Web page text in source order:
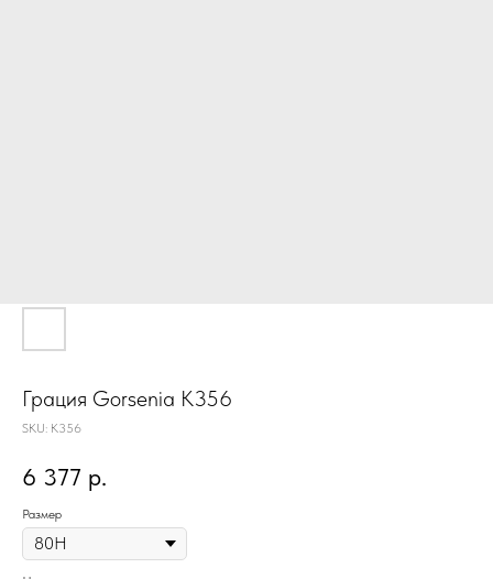
Грация Gorsenia K356
SKU: K356
6 377 р.
Размер